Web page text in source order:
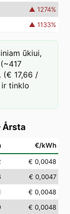
▲ 1274%
▲ 1133%
ūkiui,
(€ 17,66 /
ir tinklo
Årsta
€/kWh
€ 0,0048
€ 0,0047
€ 0,0048
€ 0,0048